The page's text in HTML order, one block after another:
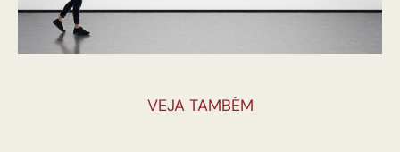
VEJA TAMBÉM